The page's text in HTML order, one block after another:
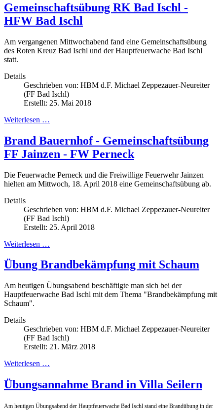
Gemeinschaftsübung RK Bad Ischl -
HFW Bad Ischl
Am vergangenen Mittwochabend fand eine Gemeinschaftsübung
des Roten Kreuz Bad Ischl und der Hauptfeuerwache Bad Ischl
statt.
Details
Geschrieben von: HBM d.F. Michael Zeppezauer-Neureiter
(FF Bad Ischl)
Erstellt: 25. Mai 2018
Weiterlesen …
Brand Bauernhof - Gemeinschaftsübung
FF Jainzen - FW Perneck
Die Feuerwache Perneck und die Freiwillige Feuerwehr Jainzen
hielten am Mittwoch, 18. April 2018 eine Gemeinschaftsübung ab.
Details
Geschrieben von: HBM d.F. Michael Zeppezauer-Neureiter
(FF Bad Ischl)
Erstellt: 25. April 2018
Weiterlesen …
Übung Brandbekämpfung mit Schaum
Am heutigen Übungsabend beschäftigte man sich bei der
Hauptfeuerwache Bad Ischl mit dem Thema "Brandbekämpfung mit
Schaum".
Details
Geschrieben von: HBM d.F. Michael Zeppezauer-Neureiter
(FF Bad Ischl)
Erstellt: 21. März 2018
Weiterlesen …
Übungsannahme Brand in Villa Seilern
Am heutigen Übungsabend der Hauptfeuerwache Bad Ischl stand eine Brandübung in der